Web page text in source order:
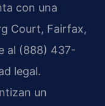
con una
Court, Fairfax,
al (888) 437-
legal.
un